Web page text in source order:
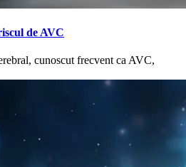
de AVC
cunoscut frecvent ca AVC,